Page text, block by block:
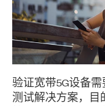
验证宽带5G设备
测试解决方案，目